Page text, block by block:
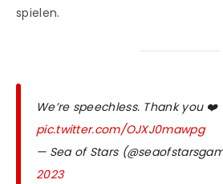
spielen.
We’re speechless. Thank you ❤️
pic.twitter.com/OJXJ0mawpg
— Sea of Stars
2023